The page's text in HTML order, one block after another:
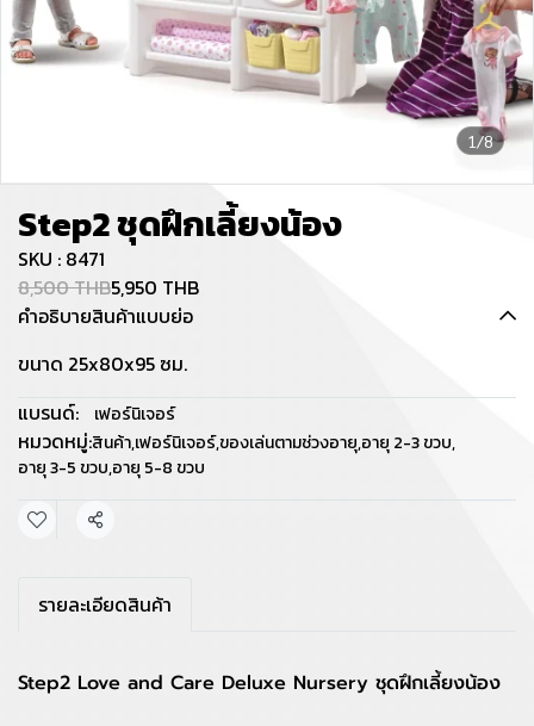
1/8
Step2 ชุดฝึกเลี้ยงน้อง
SKU : 8471
8,500 THB5,950 THB
คำอธิบายสินค้าแบบย่อ
ขนาด 25x80x95 ซม.
แบรนด์:
เฟอร์นิเจอร์
หมวดหมู่:สินค้า,เฟอร์นิเจอร์,ของเล่นตามช่วงอายุ,อายุ 2-3 ขวบ,
อายุ 3-5 ขวบ,อายุ 5-8 ขวบ
แชร์
รายละเอียดสินค้า
Step2 Love and Care Deluxe Nursery ชุดฝึกเลี้ยงน้อง